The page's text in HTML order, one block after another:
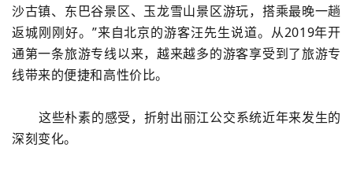
沙古镇、东巴谷景区、玉龙雪山景区游玩，搭乘最晚一趟
返城刚刚好。”来自北京的游客汪先生说道。从2019年开
通第一条旅游专线以来，越来越多的游客享受到了旅游专
线带来的便捷和高性价比。
这些朴素的感受，折射出丽江公交系统近年来发生的
深刻变化。